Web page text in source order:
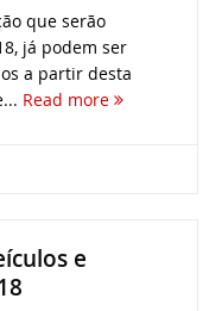
que serão
já podem ser
a partir desta
Read more
e